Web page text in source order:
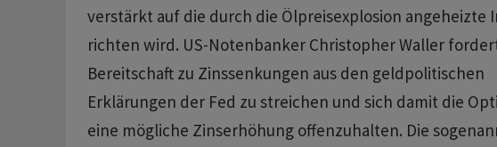
verstärkt auf die durch die Ölpreisexplosion angeheizte
richten wird. US-Notenbanker Christopher Waller
Bereitschaft zu Zinssenkungen aus den geldpolitischen
Erklärungen der Fed zu streichen und sich damit die
eine mögliche Zinserhöhung offenzuhalten. Die